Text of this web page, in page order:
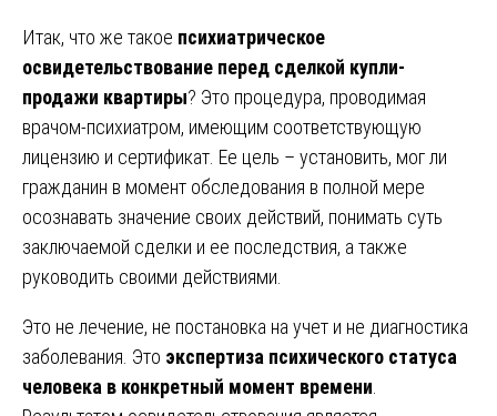
Итак, что же такое психиатрическое
освидетельствование перед сделкой купли-
продажи квартиры? Это процедура, проводимая
врачом-психиатром, имеющим соответствующую
лицензию и сертификат. Ее цель – установить, мог ли
гражданин в момент обследования в полной мере
осознавать значение своих действий, понимать суть
заключаемой сделки и ее последствия, а также
руководить своими действиями.
Это не лечение, не постановка на учет и не диагностика
заболевания. Это экспертиза психического статуса
человека в конкретный момент времени